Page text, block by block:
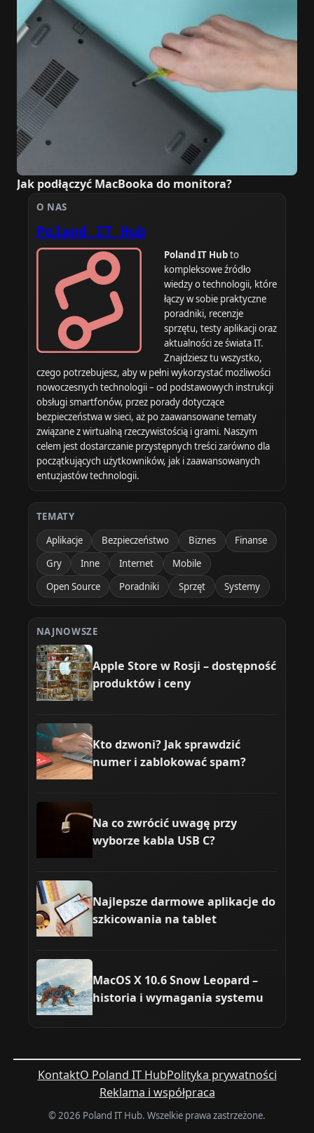
Jak podłączyć MacBooka do monitora?
O NAS
Poland IT Hub
Poland IT Hubto
kompleksowe źródło
wiedzy o technologii, które
łączy w sobie praktyczne
poradniki, recenzje
sprzętu, testy aplikacji oraz
aktualności ze świata IT.
Znajdziesz tu wszystko,
czego potrzebujesz, aby w pełni wykorzystać możliwości
nowoczesnych technologii – od podstawowych instrukcji
obsługi smartfonów, przez porady dotyczące
bezpieczeństwa w sieci, aż po zaawansowane tematy
związane z wirtualną rzeczywistością i grami. Naszym
celem jest dostarczanie przystępnych treści zarówno dla
początkujących użytkowników, jak i zaawansowanych
entuzjastów technologii.
TEMATY
Aplikacje
Bezpieczeństwo Biznes
Finanse
Gry
Inne Internet
Mobile
Open Source
Poradniki Sprzęt Systemy
NAJNOWSZE
Apple Store w Rosji – dostępność
produktów i ceny
Kto dzwoni? Jak sprawdzić
numer i zablokować spam?
Na co zwrócić uwagę przy
wyborze kabla USB C?
Najlepsze darmowe aplikacje do
szkicowania na tablet
MacOS X 10.6 Snow Leopard –
historia i wymagania systemu
KontaktO Poland IT HubPolityka prywatności
Reklama i współpraca
© 2026 Poland IT Hub. Wszelkie prawa zastrzeżone.